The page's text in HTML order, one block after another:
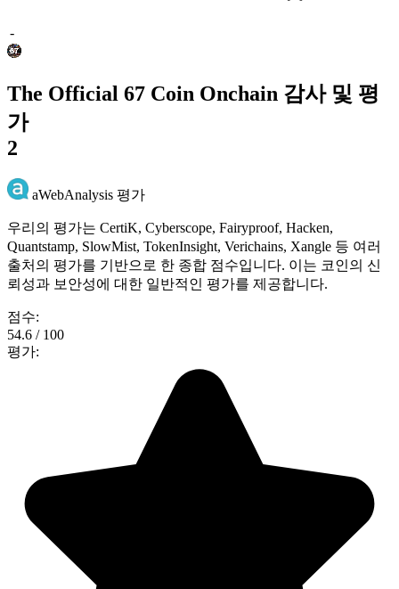
-
The Official 67 Coin Onchain 감사 및 평
가
2
aWebAnalysis 평가
우리의 평가는 CertiK, Cyberscope, Fairyproof, Hacken,
Quantstamp, SlowMist, TokenInsight, Verichains, Xangle 등 여러
출처의 평가를 기반으로 한 종합 점수입니다. 이는 코인의 신
뢰성과 보안성에 대한 일반적인 평가를 제공합니다.
점수:
54.6 / 100
평가: